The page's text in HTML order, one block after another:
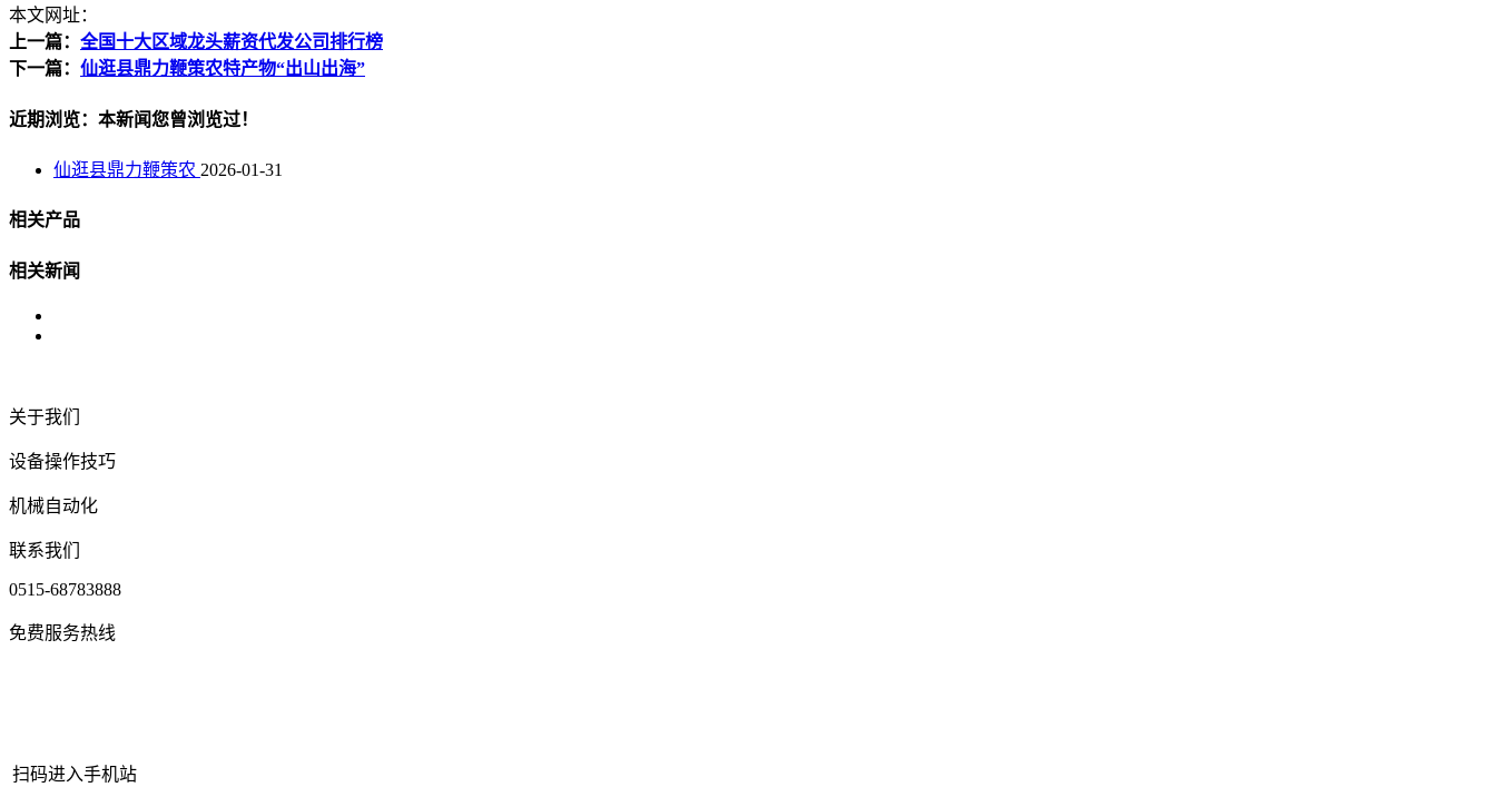
本文网址：
上一篇： 全国十大区域龙头薪资代发公司排行榜
下一篇： 仙逛县鼎力鞭策农特产物“出山出海”
近期浏览：本新闻您曾浏览过！
仙逛县鼎力鞭策农 2026-01-31
相关产品
相关新闻
关于我们
设备操作技巧
机械自动化
联系我们
0515-68783888
免费服务热线
扫码进入手机站